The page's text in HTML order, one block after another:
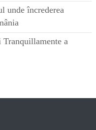
unde încrederea
a